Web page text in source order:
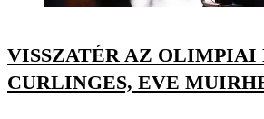
VISSZATÉR AZ OLIMPIAI
CURLINGES, EVE